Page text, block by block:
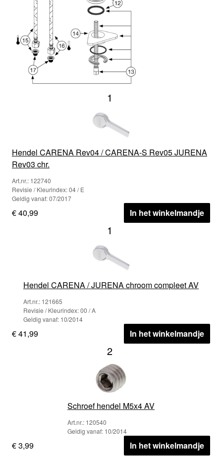
1
Hendel CARENA Rev04 / CARENA-S Rev05 JURENA
Rev03 chr.
Art.nr.: 122740
Revisie / Kleurindex: 04 / E
Geldig vanaf: 07/2017
€ 40,99 In het winkelmandje
1
Hendel CARENA / JURENA chroom compleet AV
Art.nr.: 121665
Revisie / Kleurindex: 00 / A
Geldig vanaf: 10/2014
€ 41,99 In het winkelmandje
2
Schroef hendel M5x4 AV
Art.nr.: 120540
Geldig vanaf: 10/2014
€ 3,99 In het winkelmandje